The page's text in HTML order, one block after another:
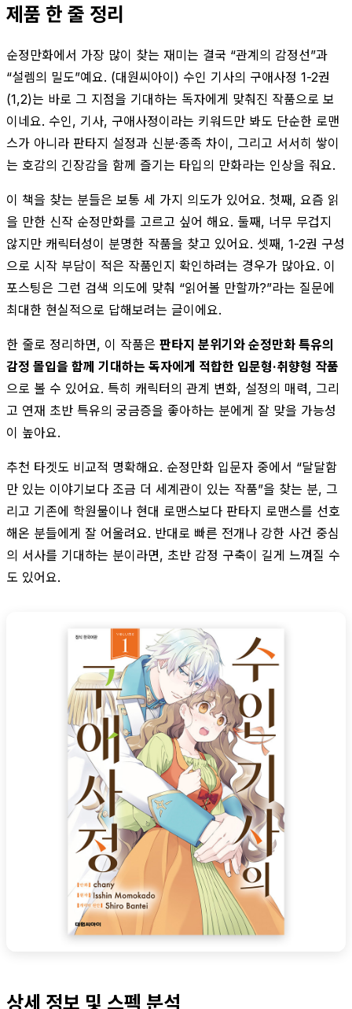
제품 한 줄 정리
순정만화에서 가장 많이 찾는 재미는 결국 “관계의 감정선”과
“설렘의 밀도”예요. (대원씨아이) 수인 기사의 구애사정 1-2권
(1,2)는 바로 그 지점을 기대하는 독자에게 맞춰진 작품으로 보
이네요. 수인, 기사, 구애사정이라는 키워드만 봐도 단순한 로맨
스가 아니라 판타지 설정과 신분·종족 차이, 그리고 서서히 쌓이
는 호감의 긴장감을 함께 즐기는 타입의 만화라는 인상을 줘요.
이 책을 찾는 분들은 보통 세 가지 의도가 있어요. 첫째, 요즘 읽
을 만한 신작 순정만화를 고르고 싶어 해요. 둘째, 너무 무겁지
않지만 캐릭터성이 분명한 작품을 찾고 있어요. 셋째, 1-2권 구성
으로 시작 부담이 적은 작품인지 확인하려는 경우가 많아요. 이
포스팅은 그런 검색 의도에 맞춰 “읽어볼 만할까?”라는 질문에
최대한 현실적으로 답해보려는 글이에요.
한 줄로 정리하면, 이 작품은 판타지 분위기와 순정만화 특유의
감정 몰입을 함께 기대하는 독자에게 적합한 입문형·취향형 작품
으로 볼 수 있어요. 특히 캐릭터의 관계 변화, 설정의 매력, 그리
고 연재 초반 특유의 궁금증을 좋아하는 분에게 잘 맞을 가능성
이 높아요.
추천 타겟도 비교적 명확해요. 순정만화 입문자 중에서 “달달함
만 있는 이야기보다 조금 더 세계관이 있는 작품”을 찾는 분, 그
리고 기존에 학원물이나 현대 로맨스보다 판타지 로맨스를 선호
해온 분들에게 잘 어울려요. 반대로 빠른 전개나 강한 사건 중심
의 서사를 기대하는 분이라면, 초반 감정 구축이 길게 느껴질 수
도 있어요.
상세 정보 및 스펙 분석